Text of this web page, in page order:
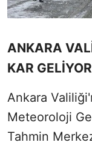
ANKARA
KAR GELİYOR
Ankara
Meteoroloji
Tahmin